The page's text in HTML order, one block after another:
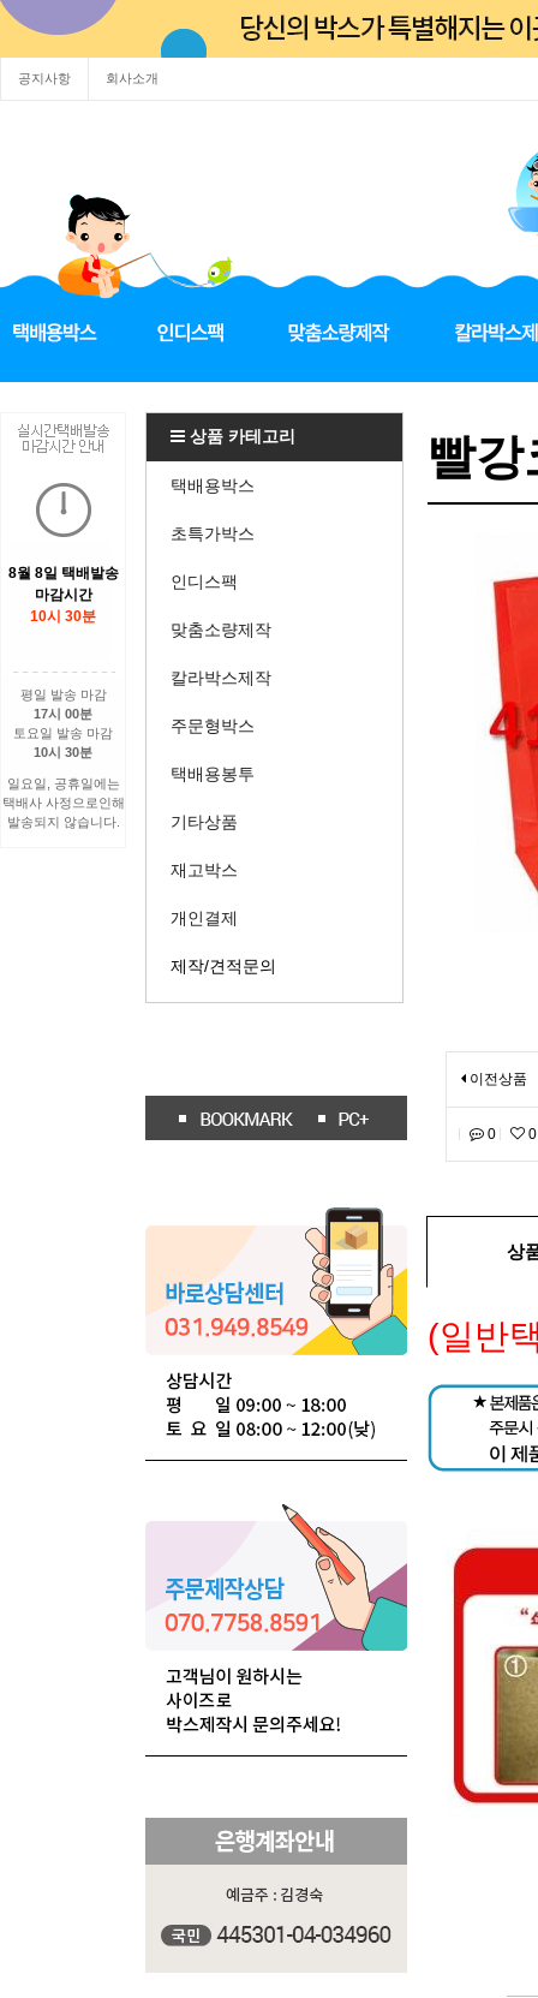
공지사항 회사소개
8월 8일 택배발송
마감시간
10시 30분
평일 발송 마감
17시 00분
토요일 발송 마감
10시 30분
일요일, 공휴일에는
택배사 사정으로인해
발송되지 않습니다.
상품 카테고리
택배용박스
초특가박스
인디스팩
맞춤소량제작
칼라박스제작
주문형박스
택배용봉투
기타상품
재고박스
개인결제
제작/견적문의
빨
이전상품
0 0
상
(일반